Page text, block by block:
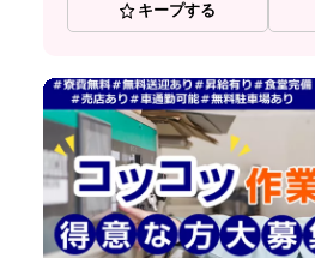
キープする